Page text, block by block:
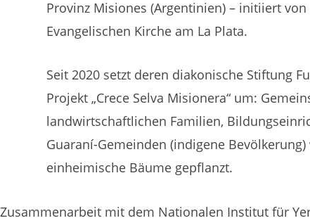
Provinz Misiones (Argentinien) – initiiert von
Evangelischen Kirche am La Plata.
Seit 2020 setzt deren diakonische Stiftung
Projekt „Crece Selva Misionera“ um:
landwirtschaftlichen Familien,
Guaraní-Gemeinden (indigene Bevölkerung)
einheimische Bäume gepflanzt.
Zusammenarbeit mit dem Nationalen Institut für